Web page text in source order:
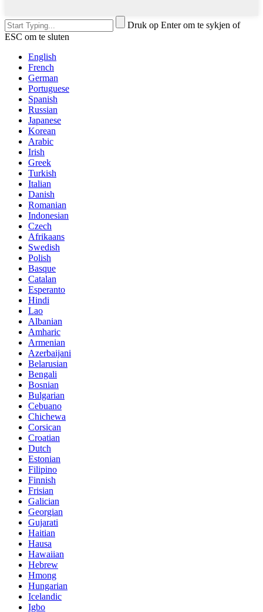
Druk op Enter om te sykjen of
ESC om te sluten
English
French
German
Portuguese
Spanish
Russian
Japanese
Korean
Arabic
Irish
Greek
Turkish
Italian
Danish
Romanian
Indonesian
Czech
Afrikaans
Swedish
Polish
Basque
Catalan
Esperanto
Hindi
Lao
Albanian
Amharic
Armenian
Azerbaijani
Belarusian
Bengali
Bosnian
Bulgarian
Cebuano
Chichewa
Corsican
Croatian
Dutch
Estonian
Filipino
Finnish
Frisian
Galician
Georgian
Gujarati
Haitian
Hausa
Hawaiian
Hebrew
Hmong
Hungarian
Icelandic
Igbo